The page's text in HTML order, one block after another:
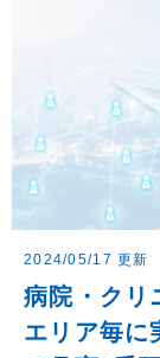
2024/05/17 更新
病院・クリ
エリア毎に